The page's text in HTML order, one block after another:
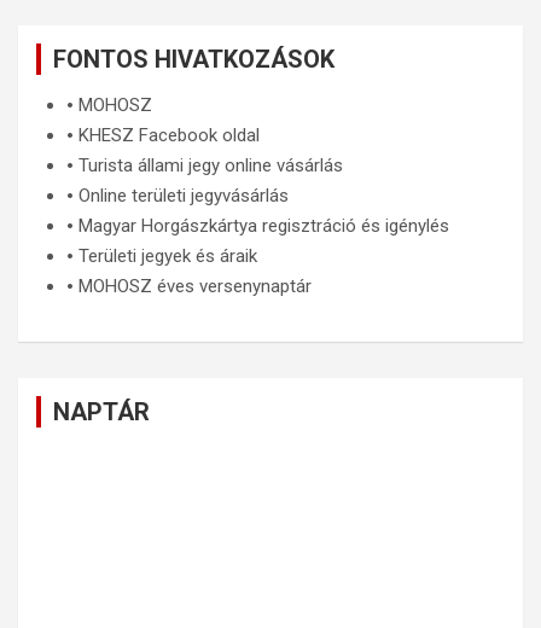
FONTOS HIVATKOZÁSOK
🞄 MOHOSZ
🞄 KHESZ Facebook oldal
🞄 Turista állami jegy online vásárlás
🞄 Online területi jegyvásárlás
🞄 Magyar Horgászkártya regisztráció és igénylés
🞄 Területi jegyek és áraik
🞄 MOHOSZ éves versenynaptár
NAPTÁR